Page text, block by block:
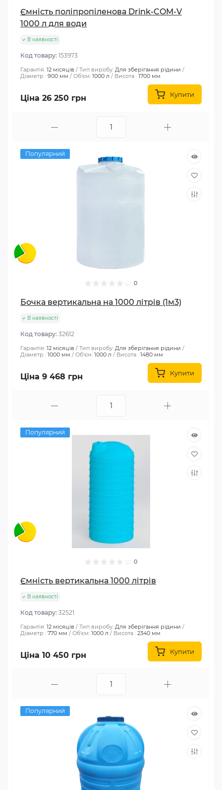
Ємність поліпропіленова Drink-COM-V
1000 л для води
В наявності
Код товару: 153973
Гарантія: 12 місяців Тип виробу: Для зберігання рідини
Діаметр : 900 мм Об'єм: 1000 л Висота : 1700 мм
Ціна 26 250 грн Купити
Популярний
0
Бочка вертикальна на 1000 літрів (1м3)
В наявності
Код товару: 32612
Гарантія: 12 місяців Тип виробу: Для зберігання рідини
Діаметр : 1000 мм Об'єм: 1000 л Висота : 1480 мм
Ціна 9 468 грн Купити
Популярний
0
Ємність вертикальна 1000 літрів
В наявності
Код товару: 32521
Гарантія: 12 місяців Тип виробу: Для зберігання рідини
Діаметр : 770 мм Об'єм: 1000 л Висота : 2340 мм
Ціна 10 450 грн Купити
Популярний